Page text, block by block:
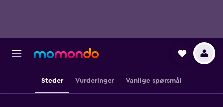
Steder Vurderinger Vanlige spørsmål